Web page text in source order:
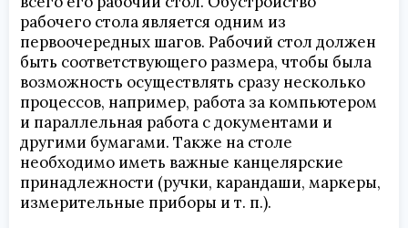
рабочего стола является одним из
первоочередных шагов. Рабочий стол должен
быть соответствующего размера, чтобы была
возможность осуществлять сразу несколько
процессов, например, работа за компьютером
и параллельная работа с документами и
другими бумагами. Также на столе
необходимо иметь важные канцелярские
принадлежности (ручки, карандаши, маркеры,
измерительные приборы и т. п.).